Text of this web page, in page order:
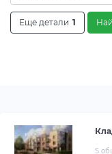
Еще детали 1
S